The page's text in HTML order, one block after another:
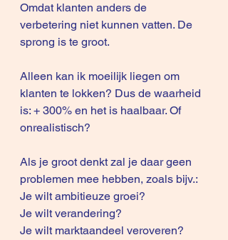
Omdat klanten anders de
verbetering niet kunnen vatten. De
sprong is te groot.
Alleen kan ik moeilijk liegen om
klanten te lokken? Dus de waarheid
is: + 300% en het is haalbaar. Of
onrealistisch?
Als je groot denkt zal je daar geen
problemen mee hebben, zoals bijv.:
Je wilt ambitieuze groei?
Je wilt verandering?
Je wilt marktaandeel veroveren?